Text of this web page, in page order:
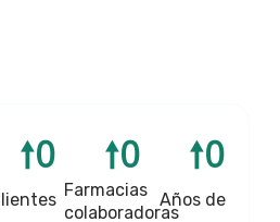
🠕0
Farmacias
colaboradoras
🠕0
Años de
🠕0